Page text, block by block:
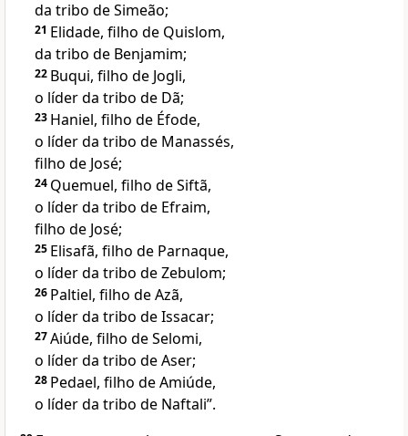
da tribo de Simeão;
21 Elidade, filho de Quislom,
da tribo de Benjamim;
22 Buqui, filho de Jogli,
o líder da tribo de Dã;
23 Haniel, filho de Éfode,
o líder da tribo de Manassés,
filho de José;
24 Quemuel, filho de Siftã,
o líder da tribo de Efraim,
filho de José;
25 Elisafã, filho de Parnaque,
o líder da tribo de Zebulom;
26 Paltiel, filho de Azã,
o líder da tribo de Issacar;
27Aiúde, filho de Selomi,
o líder da tribo de Aser;
28 Pedael, filho de Amiúde,
o líder da tribo de Naftali”.